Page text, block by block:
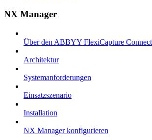
NX Manager
Über den ABBYY FlexiCapture
Architektur
Systemanforderungen
Einsatzszenario
Installation
NX Manager konfigurieren